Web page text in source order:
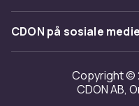
Kundeanmeldelser
Jobbe på CDON
Investor relations
Tilgjengelighet
Merchant Help Center
CDON på sosiale
Copyright ©
CDON AB,